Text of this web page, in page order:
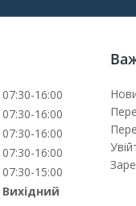
07:30-16:00
07:30-16:00
07:30-16:00
07:30-16:00
07:30-15:00
Вихідний